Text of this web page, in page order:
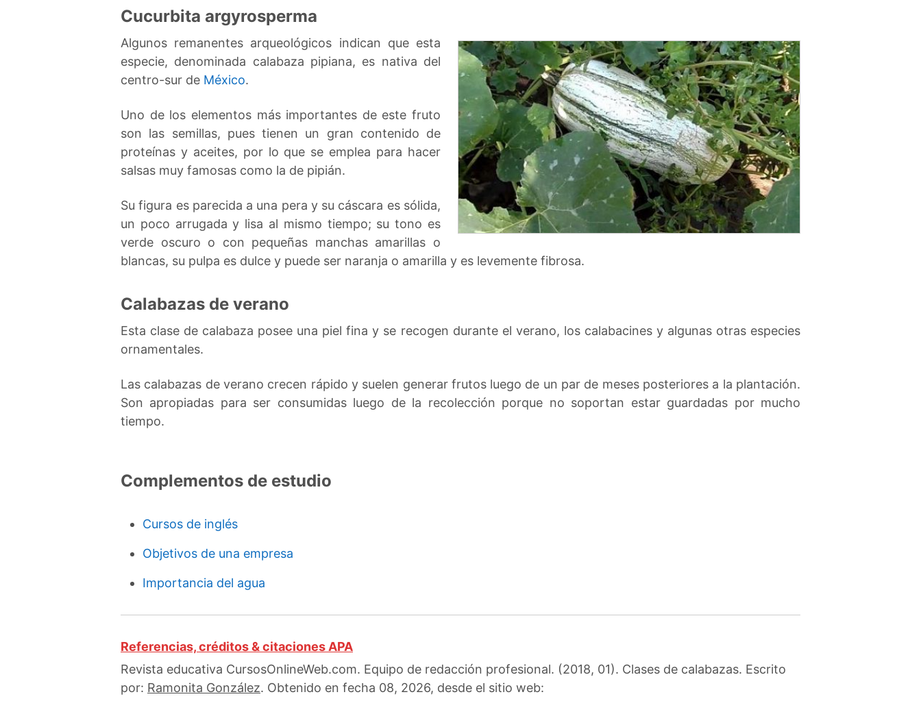
Cucurbita argyrosperma
Algunos remanentes arqueológicos indican que esta
especie, denominada calabaza pipiana, es nativa del
centro-sur de México.
Uno de los elementos más importantes de este fruto
son las semillas, pues tienen un gran contenido de
proteínas y aceites, por lo que se emplea para hacer
salsas muy famosas como la de pipián.
Su figura es parecida a una pera y su cáscara es sólida,
un poco arrugada y lisa al mismo tiempo; su tono es
verde oscuro o con pequeñas manchas amarillas o
blancas, su pulpa es dulce y puede ser naranja o amarilla y es levemente fibrosa.
Calabazas de verano
Esta clase de calabaza posee una piel fina y se recogen durante el verano, los calabacines y algunas otras especies
ornamentales.
Las calabazas de verano crecen rápido y suelen generar frutos luego de un par de meses posteriores a la plantación.
Son apropiadas para ser consumidas luego de la recolección porque no soportan estar guardadas por mucho
tiempo.
Complementos de estudio
Cursos de inglés
Objetivos de una empresa
Importancia del agua
Referencias, créditos & citaciones APA
Revista educativa CursosOnlineWeb.com. Equipo de redacción profesional. (2018, 01). Clases de calabazas. Escrito
por: Ramonita González. Obtenido en fecha 08, 2026, desde el sitio web: